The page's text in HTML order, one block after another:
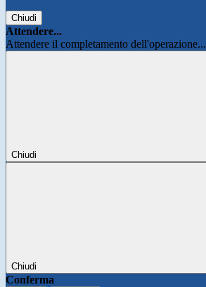
Chiudi
Attendere...
Attendere il completamento dell'operazione...
Chiudi
Chiudi
Conferma